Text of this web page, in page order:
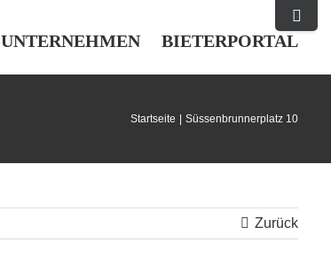
UNTERNEHMEN BIETERPORTAL
Startseite Süssenbrunnerplatz 10
Zurück
Toggle
Sliding